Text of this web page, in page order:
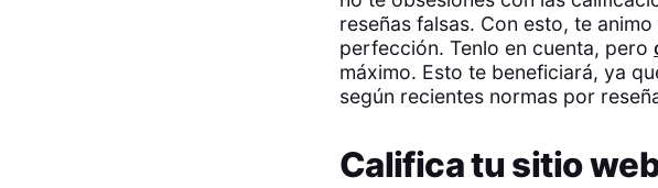
reseñas falsas. Con esto, te
perfección. Tenlo en cuenta, pero
máximo. Esto te beneficiará, ya
según recientes normas por
Califica tu sitio